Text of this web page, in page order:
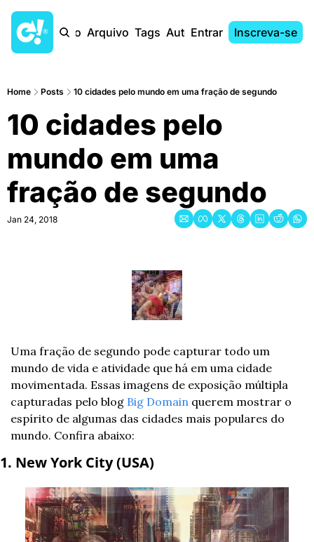
Início Arquivo Tags AutoresEntrar Inscreva-se
Home Posts 10 cidades pelo mundo em uma fração de segundo
10 cidades pelo
mundo em uma
fração de segundo
Jan 24, 2018
Uma fração de segundo pode capturar todo um
mundo de vida e atividade que há em uma cidade
movimentada. Essas imagens de exposição múltipla
capturadas pelo blog Big Domain querem mostrar o
espírito de algumas das cidades mais populares do
mundo. Confira abaixo:
1. New York City (USA)